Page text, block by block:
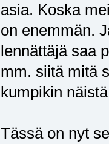
asia. Koska
on enemmän.
lennättäjä saa
mm. siitä mitä
kumpikin
Tässä on nyt